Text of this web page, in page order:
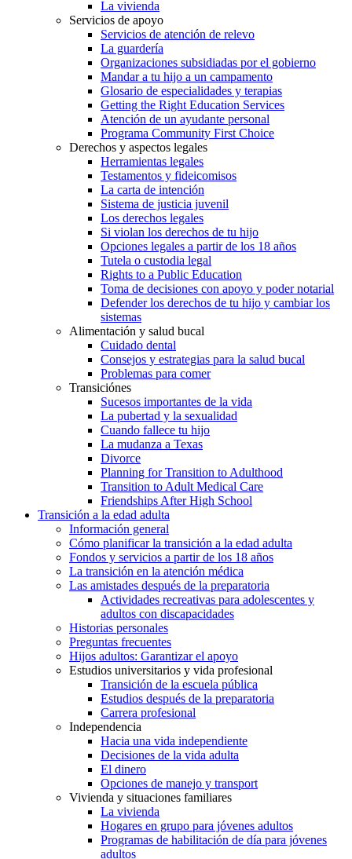
La vivienda
Servicios de apoyo
Servicios de atención de relevo
La guardería
Organizaciones subsidiadas por el gobierno
Mandar a tu hijo a un campamento
Glosario de especialidades y terapias
Getting the Right Education Services
Atención de un ayudante personal
Programa Community First Choice
Derechos y aspectos legales
Herramientas legales
Testamentos y fideicomisos
La carta de intención
Sistema de justicia juvenil
Los derechos legales
Si violan los derechos de tu hijo
Opciones legales a partir de los 18 años
Tutela o custodia legal
Rights to a Public Education
Toma de decisiones con apoyo y poder notarial
Defender los derechos de tu hijo y cambiar los
sistemas
Alimentación y salud bucal
Cuidado dental
Consejos y estrategias para la salud bucal
Problemas para comer
Transiciónes
Sucesos importantes de la vida
La pubertad y la sexualidad
Cuando fallece tu hijo
La mudanza a Texas
Divorce
Planning for Transition to Adulthood
Transition to Adult Medical Care
Friendships After High School
Transición a la edad adulta
Información general
Cómo planificar la transición a la edad adulta
Fondos y servicios a partir de los 18 años
La transición en la atención médica
Las amistades después de la preparatoria
Actividades recreativas para adolescentes y
adultos con discapacidades
Historias personales
Preguntas frecuentes
Hijos adultos: Garantizar el apoyo
Estudios universitarios y vida profesional
Transición de la escuela pública
Estudios después de la preparatoria
Carrera profesional
Independencia
Hacia una vida independiente
Decisiones de la vida adulta
El dinero
Opciones de manejo y transport
Vivienda y situaciones familiares
La vivienda
Hogares en grupo para jóvenes adultos
Programas de habilitación de día para jóvenes
adultos